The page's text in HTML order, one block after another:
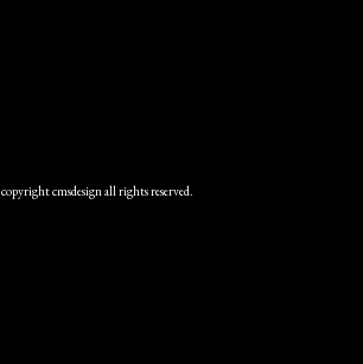
copyright cmsdesign all rights reserved.